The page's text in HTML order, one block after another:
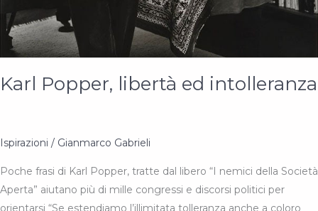
Karl Popper, libertà ed intolleranza
Ispirazioni / Gianmarco Gabrieli
Poche frasi di Karl Popper, tratte dal libero “I nemici della Società
Aperta” aiutano più di mille congressi e discorsi politici per
orientarsi “Se estendiamo l’illimitata tolleranza anche a coloro